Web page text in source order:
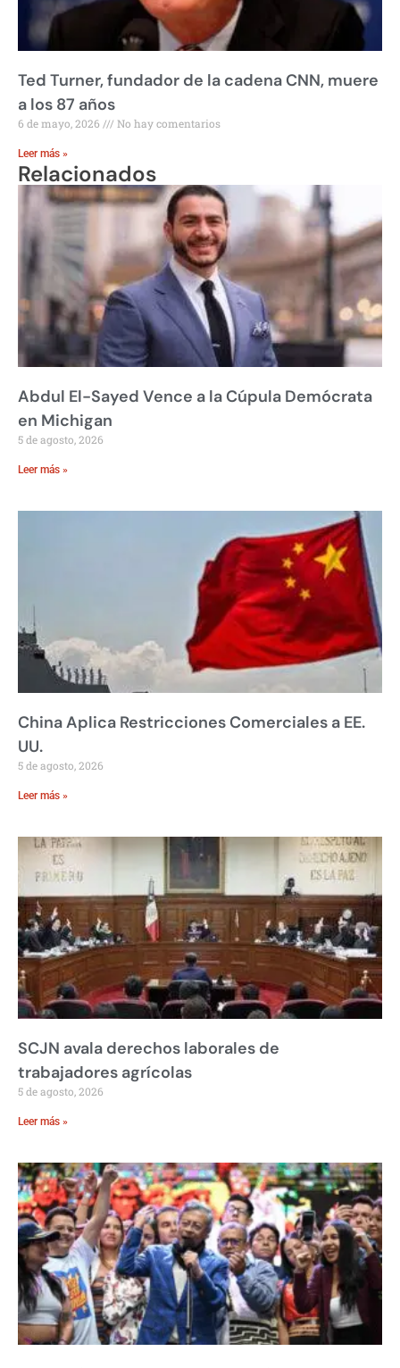
Ted Turner, fundador de la cadena CNN, muere
a los 87 años
6 de mayo, 2026 No hay comentarios
Leer más »
Relacionados
Abdul El-Sayed Vence a la Cúpula Demócrata
en Michigan
5 de agosto, 2026
Leer más »
China Aplica Restricciones Comerciales a EE.
UU.
5 de agosto, 2026
Leer más »
SCJN avala derechos laborales de
trabajadores agrícolas
5 de agosto, 2026
Leer más »